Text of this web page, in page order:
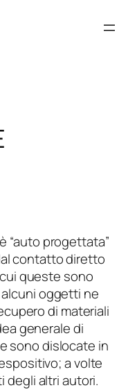
“auto progettata”
contatto diretto
queste sono
oggetti ne
di materiali
generale di
sono dislocate in
a volte
degli altri autori.